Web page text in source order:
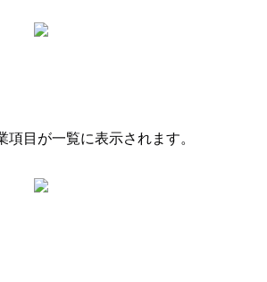
項目が一覧に表示されます。